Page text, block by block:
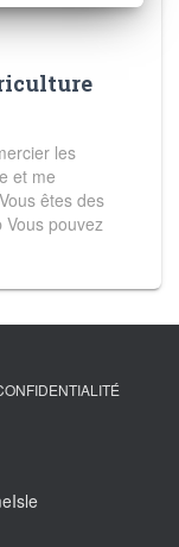
les
et me
êtes des
pouvez